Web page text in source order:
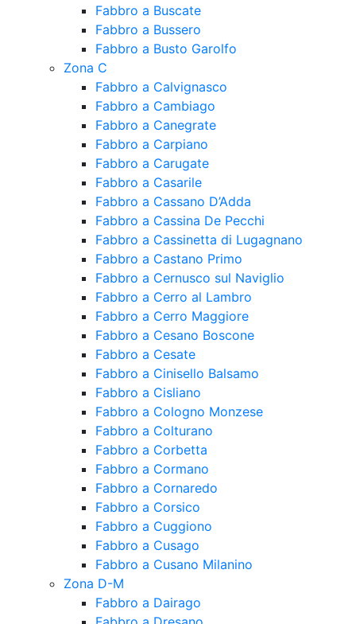
Fabbro a Buscate
Fabbro a Bussero
Fabbro a Busto Garolfo
Zona C
Fabbro a Calvignasco
Fabbro a Cambiago
Fabbro a Canegrate
Fabbro a Carpiano
Fabbro a Carugate
Fabbro a Casarile
Fabbro a Cassano D’Adda
Fabbro a Cassina De Pecchi
Fabbro a Cassinetta di Lugagnano
Fabbro a Castano Primo
Fabbro a Cernusco sul Naviglio
Fabbro a Cerro al Lambro
Fabbro a Cerro Maggiore
Fabbro a Cesano Boscone
Fabbro a Cesate
Fabbro a Cinisello Balsamo
Fabbro a Cisliano
Fabbro a Cologno Monzese
Fabbro a Colturano
Fabbro a Corbetta
Fabbro a Cormano
Fabbro a Cornaredo
Fabbro a Corsico
Fabbro a Cuggiono
Fabbro a Cusago
Fabbro a Cusano Milanino
Zona D-M
Fabbro a Dairago